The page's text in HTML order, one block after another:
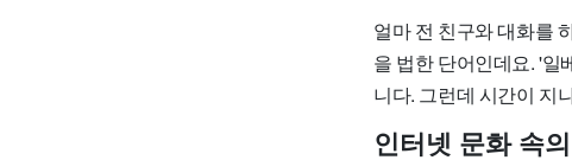
얼마 전 친구와 대화를
을 법한 단어인데요. '일
니다. 그런데 시간이 지
인터넷 문화 속